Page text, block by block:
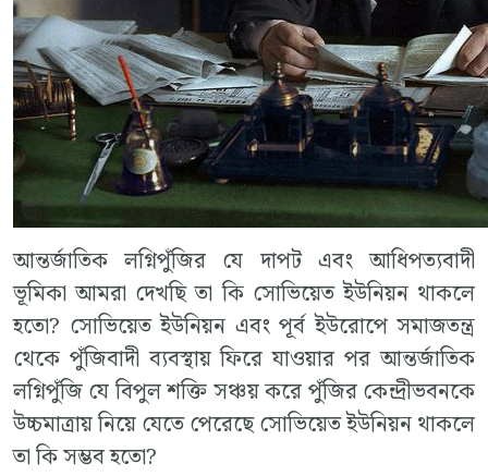
আন্তর্জাতিক লগ্নিপুঁজির যে দাপট এবং আধিপত্যবাদী
ভূমিকা আমরা দেখছি তা কি সোভিয়েত ইউনিয়ন থাকলে
হতো? সোভিয়েত ইউনিয়ন এবং পূর্ব ইউরোপে সমাজতন্ত্র
থেকে পুঁজিবাদী ব্যবস্থায় ফিরে যাওয়ার পর আন্তর্জাতিক
লগ্নিপুঁজি যে বিপুল শক্তি সঞ্চয় করে পুঁজির কেন্দ্রীভবনকে
উচ্চমাত্রায় নিয়ে যেতে পেরেছে সোভিয়েত ইউনিয়ন থাকলে
তা কি সম্ভব হতো?